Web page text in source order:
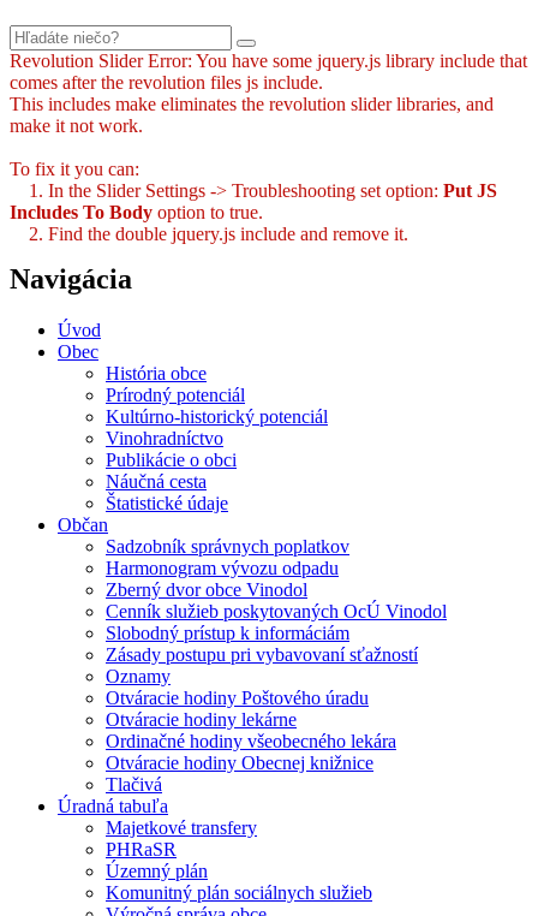
Revolution Slider Error: You have some jquery.js library include that
comes after the revolution files js include.
This includes make eliminates the revolution slider libraries, and
make it not work.
To fix it you can:
1. In the Slider Settings -> Troubleshooting set option: Put JS
Includes To Body option to true.
2. Find the double jquery.js include and remove it.
Navigácia
Úvod
Obec
História obce
Prírodný potenciál
Kultúrno-historický potenciál
Vinohradníctvo
Publikácie o obci
Náučná cesta
Štatistické údaje
Občan
Sadzobník správnych poplatkov
Harmonogram vývozu odpadu
Zberný dvor obce Vinodol
Cenník služieb poskytovaných OcÚ Vinodol
Slobodný prístup k informáciám
Zásady postupu pri vybavovaní sťažností
Oznamy
Otváracie hodiny Poštového úradu
Otváracie hodiny lekárne
Ordinačné hodiny všeobecného lekára
Otváracie hodiny Obecnej knižnice
Tlačivá
Úradná tabuľa
Majetkové transfery
PHRaSR
Územný plán
Komunitný plán sociálnych služieb